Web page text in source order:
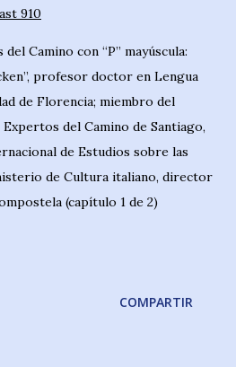
910
Camino con “P” mayúscula:
profesor doctor en Lengua
de Florencia; miembro del
del Camino de Santiago,
de Estudios sobre las
de Cultura italiano, director
(capítulo 1 de 2)
COMPARTIR